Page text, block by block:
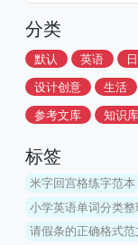
分类
默认 英语
设计创意
生活
参考文库
知识库
标签
米字回宫格练字范本
小学英语单词分类
请假条的正确格式范